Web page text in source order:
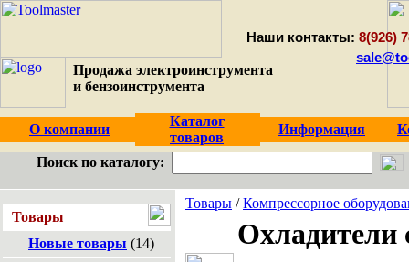
Продажа электроинструмента
и бензоинструмента
Наши контакты: 8(926)
О компании
Каталог
товаров
Информация
Поиск по каталогу:
Товары
Новые товары (14)
Товары /Компрессорное
Охладители